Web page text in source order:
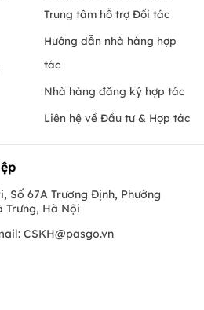
Trung tâm hỗ trợ Đối tác
Hướng dẫn nhà hàng hợp
tác
Nhà hàng đăng ký hợp tác
Liên hệ về Đầu tư & Hợp tác
Số 67A Trương Định, Phường
Trưng, Hà Nội
CSKH@pasgo.vn